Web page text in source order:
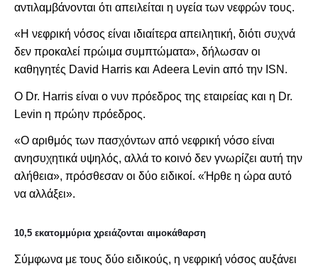
αντιλαμβάνονται ότι απειλείται η υγεία των νεφρών τους.
«Η νεφρική νόσος είναι ιδιαίτερα απειλητική, διότι συχνά
δεν προκαλεί πρώιμα συμπτώματα», δήλωσαν οι
καθηγητές David Harris και Adeera Levin από την ISN.
Ο Dr. Harris είναι ο νυν πρόεδρος της εταιρείας και η Dr.
Levin η πρώην πρόεδρος.
«Ο αριθμός των πασχόντων από νεφρική νόσο είναι
ανησυχητικά υψηλός, αλλά το κοινό δεν γνωρίζει αυτή την
αλήθεια», πρόσθεσαν οι δύο ειδικοί. «Ήρθε η ώρα αυτό
να αλλάξει».
10,5 εκατομμύρια χρειάζονται αιμοκάθαρση
Σύμφωνα με τους δύο ειδικούς, η νεφρική νόσος αυξάνει